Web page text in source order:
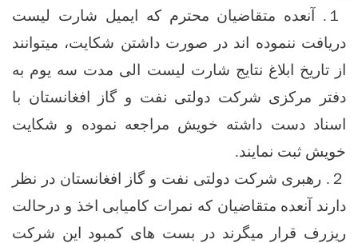
１. آنعده متقاضیان محترم که ایمیل شارت لیست
دریافت ننموده اند در صورت داشتن شکایت، میتوانند
از تاریخ ابلاغ نتایج شارت لیست الی مدت سه یوم به
دفتر مرکزی شرکت دولتی نفت و گاز افغانستان با
اسناد دست داشته خویش مراجعه نموده و شکایت
خویش ثبت نمایند.
２. رهبری شرکت دولتی نفت و گاز افغانستان در نظر
دارند آنعده متقاضیان که نمرات کامیابی اخذ و درحالت
ریزرف قرار میگرند در بست های کمبود این شرکت